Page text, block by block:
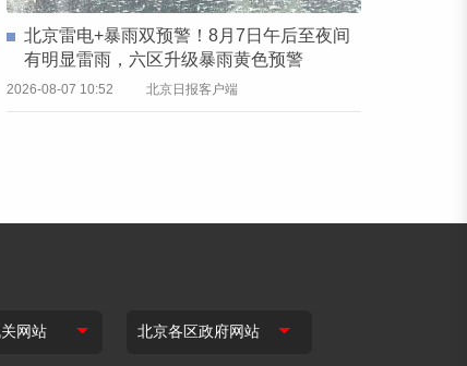
北京雷电+暴雨双预警！8月7日午后至夜间
有明显雷雨，六区升级暴雨黄色预警
2026-08-07 10:52 北京日报客户端